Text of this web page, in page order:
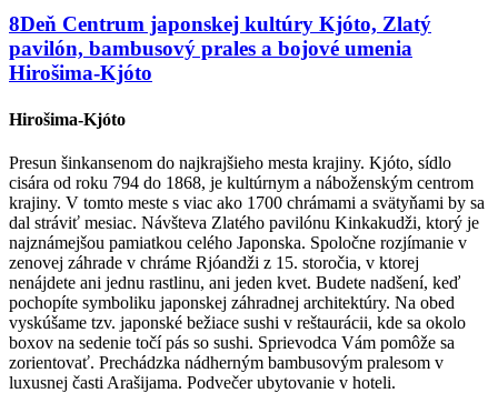
8Deň Centrum japonskej kultúry Kjóto, Zlatý
pavilón, bambusový prales a bojové umenia
Hirošima-Kjóto
Hirošima-Kjóto
Presun šinkansenom do najkrajšieho mesta krajiny. Kjóto, sídlo
cisára od roku 794 do 1868, je kultúrnym a náboženským centrom
krajiny. V tomto meste s viac ako 1700 chrámami a svätyňami by sa
dal stráviť mesiac. Návšteva Zlatého pavilónu Kinkakudži, ktorý je
najznámejšou pamiatkou celého Japonska. Spoločne rozjímanie v
zenovej záhrade v chráme Rjóandži z 15. storočia, v ktorej
nenájdete ani jednu rastlinu, ani jeden kvet. Budete nadšení, keď
pochopíte symboliku japonskej záhradnej architektúry. Na obed
vyskúšame tzv. japonské bežiace sushi v reštaurácii, kde sa okolo
boxov na sedenie točí pás so sushi. Sprievodca Vám pomôže sa
zorientovať. Prechádzka nádherným bambusovým pralesom v
luxusnej časti Arašijama. Podvečer ubytovanie v hoteli.